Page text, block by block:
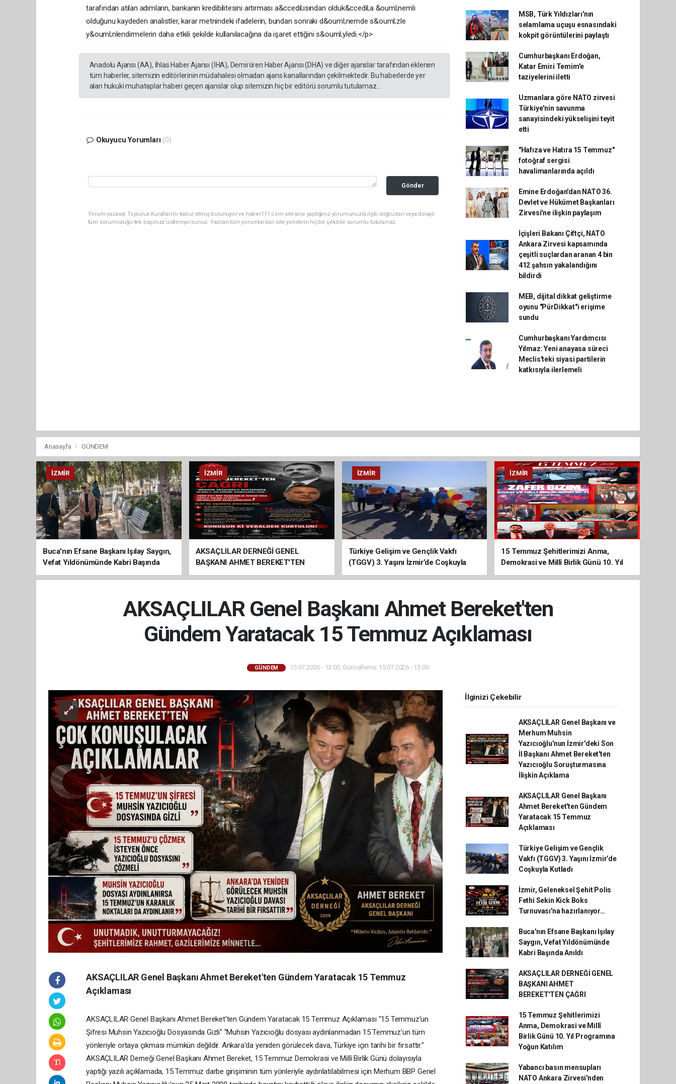
tarafından atılan adımların, bankanın kredibilitesini artırması a&ccedil;ısından olduk&ccedil;a &ouml;nemli
olduğunu kaydeden analistler, karar metnindeki ifadelerin, bundan sonraki d&ouml;nemde s&ouml;zle
y&ouml;nlendirmelerin daha etkili şekilde kullanılacağına da işaret ettiğini s&ouml;yledi.</p>
Anadolu Ajansı (AA), İhlas Haber Ajansı (İHA), Demirören Haber Ajansı (DHA) ve diğer ajanslar tarafından eklenen
tüm haberler, sitemizin editörlerinin müdahalesi olmadan ajans kanallarından çekilmektedir. Bu haberlerde yer
alan hukuki muhataplar haberi geçen ajanslar olup sitemizin hiç bir editörü sorumlu tutulamaz...
Okuyucu Yorumları (0)
Gönder
Yorum yazarak Topluluk Kuralları’nı kabul etmiş bulunuyor ve haber111.com sitesine yaptığınız yorumunuzla ilgili doğrudan veya dolaylı
tüm sorumluluğu tek başınıza üstleniyorsunuz. Yazılan tüm yorumlardan site yönetimi hiçbir şekilde sorumlu tutulamaz.
MSB, Türk Yıldızları'nın
selamlama uçuşu esnasındaki
kokpit görüntülerini paylaştı
Cumhurbaşkanı Erdoğan,
Katar Emiri Temim'e
taziyelerini iletti
Uzmanlara göre NATO zirvesi
Türkiye'nin savunma
sanayisindeki yükselişini teyit
etti
"Hafıza ve Hatıra 15 Temmuz"
fotoğraf sergisi
havalimanlarında açıldı
Emine Erdoğan'dan NATO 36.
Devlet ve Hükümet Başkanları
Zirvesi'ne ilişkin paylaşım
İçişleri Bakanı Çiftçi, NATO
Ankara Zirvesi kapsamında
çeşitli suçlardan aranan 4 bin
412 şahsın yakalandığını
bildirdi
MEB, dijital dikkat geliştirme
oyunu "PürDikkat"i erişime
sundu
Cumhurbaşkanı Yardımcısı
Yılmaz: Yeni anayasa süreci
Meclis'teki siyasi partilerin
katkısıyla ilerlemeli
Anasayfa GÜNDEM
İZMIR
Buca'nın Efsane Başkanı Işılay Saygın,
Vefat Yıldönümünde Kabri Başında
Anıldı
İZMIR
AKSAÇLILAR DERNEĞİ GENEL
BAŞKANI AHMET BEREKET'TEN
ÇAĞRI
İZMIR
Türkiye Gelişim ve Gençlik Vakfı
(TGGV) 3. Yaşını İzmir’de Coşkuyla
Kutladı
İZMIR
15 Temmuz Şehitlerimizi Anma,
Demokrasi ve Millî Birlik Günü 10. Yıl
Programına Yoğun Katılım
AKSAÇLILAR Genel Başkanı Ahmet Bereket'ten
Gündem Yaratacak 15 Temmuz Açıklaması
GÜNDEM 15.07.2026 - 13:00, Güncelleme: 15.07.2026 - 13:00
AKSAÇLILAR Genel Başkanı Ahmet Bereket'ten Gündem Yaratacak 15 Temmuz
Açıklaması
AKSAÇLILAR Genel Başkanı Ahmet Bereket'ten Gündem Yaratacak 15 Temmuz Açıklaması "15 Temmuz'un
Şifresi Muhsin Yazıcıoğlu Dosyasında Gizli" "Muhsin Yazıcıoğlu dosyası aydınlanmadan 15 Temmuz'un tüm
yönleriyle ortaya çıkması mümkün değildir. Ankara'da yeniden görülecek dava, Türkiye için tarihi bir fırsattır."
AKSAÇLILAR Derneği Genel Başkanı Ahmet Bereket, 15 Temmuz Demokrasi ve Millî Birlik Günü dolayısıyla
yaptığı yazılı açıklamada, 15 Temmuz darbe girişiminin tüm yönleriyle aydınlatılabilmesi için Merhum BBP Genel
İlginizi Çekebilir
AKSAÇLILAR Genel Başkanı ve
Merhum Muhsin
Yazıcıoğlu'nun İzmir'deki Son
İl Başkanı Ahmet Bereket'ten
Yazıcıoğlu Soruşturmasına
İlişkin Açıklama
AKSAÇLILAR Genel Başkanı
Ahmet Bereket'ten Gündem
Yaratacak 15 Temmuz
Açıklaması
Türkiye Gelişim ve Gençlik
Vakfı (TGGV) 3. Yaşını İzmir’de
Coşkuyla Kutladı
İzmir, Geleneksel Şehit Polis
Fethi Sekin Kick Boks
Turnuvası'na hazırlanıyor…
Buca'nın Efsane Başkanı Işılay
Saygın, Vefat Yıldönümünde
Kabri Başında Anıldı
AKSAÇLILAR DERNEĞİ GENEL
BAŞKANI AHMET
BEREKET'TEN ÇAĞRI
15 Temmuz Şehitlerimizi
Anma, Demokrasi ve Millî
Birlik Günü 10. Yıl Programına
Yoğun Katılım
Yabancı basın mensupları
NATO Ankara Zirvesi'nden